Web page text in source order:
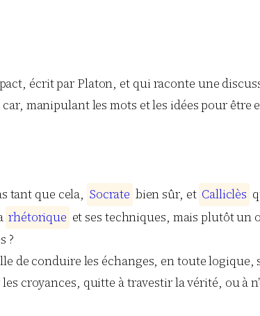
écrit par Platon, et qui raconte une
manipulant les mots et les idées pour être
tant que cela, Socrate bien sûr, et Calliclès
rhétorique et ses techniques, mais plutôt un
?
de conduire les échanges, en toute
croyances, quitte à travestir la vérité, ou à